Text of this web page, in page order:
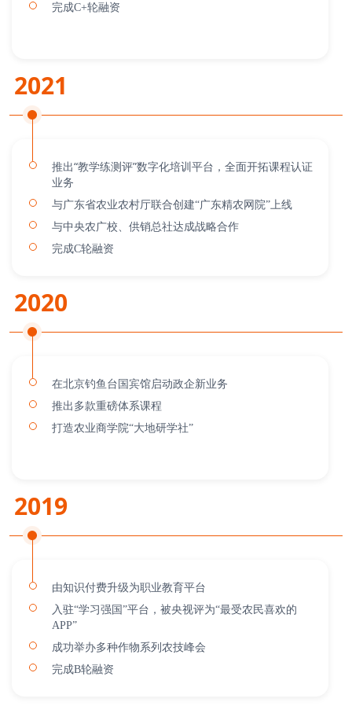
完成C+轮融资
2021
推出“教学练测评”数字化培训平台，全面开拓课程认证
业务
与广东省农业农村厅联合创建“广东精农网院”上线
与中央农广校、供销总社达成战略合作
完成C轮融资
2020
在北京钓鱼台国宾馆启动政企新业务
推出多款重磅体系课程
打造农业商学院“大地研学社”
2019
由知识付费升级为职业教育平台
入驻“学习强国”平台，被央视评为“最受农民喜欢的
APP”
成功举办多种作物系列农技峰会
完成B轮融资